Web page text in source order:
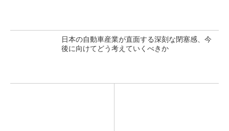
日本の自動車産業が直面する深刻な閉塞感、今
後に向けてどう考えていくべきか